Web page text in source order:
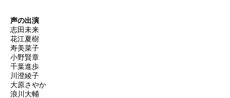
声の出演
志田未来
花江夏樹
寿美菜子
小野賢章
千葉進歩
川澄綾子
大原さやか
浪川大輔